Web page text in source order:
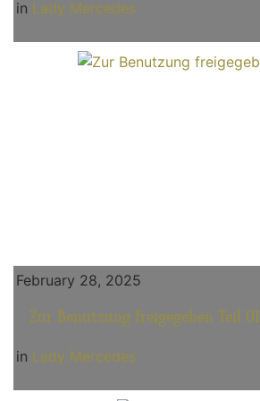
in Lady Mercedes
February 28, 2025
Zur Benutzung freigegeben Teil 01
in Lady Mercedes